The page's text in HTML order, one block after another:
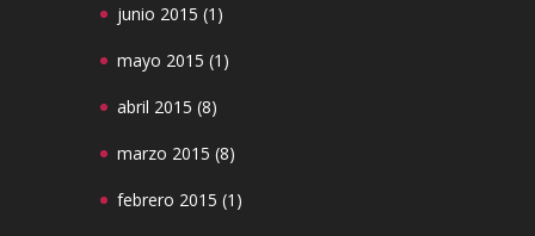
junio 2015 (1)
mayo 2015 (1)
abril 2015 (8)
marzo 2015 (8)
febrero 2015 (1)